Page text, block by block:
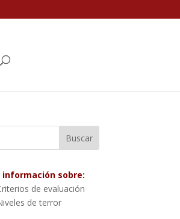
información sobre:
de evaluación
de terror